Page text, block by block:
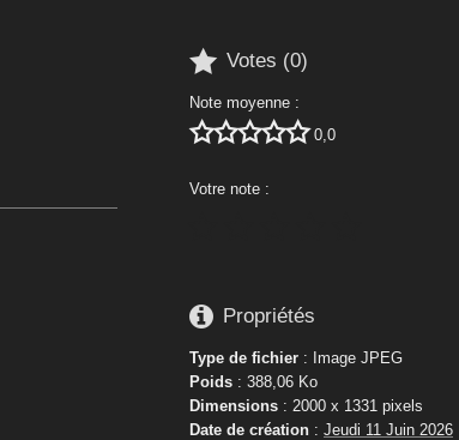
 Votes (0)
Note moyenne :
 0,0
Votre note :
 Propriétés
Type de fichier : Image JPEG
Poids : 388,06 Ko
Dimensions : 2000 x 1331 pixels
Date de création : Jeudi 11 Juin 2026